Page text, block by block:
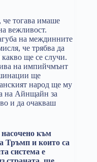
че тогава имаше
вежливост.
на междинните
че трябва да
ще се случи.
на импийчмънт
ще
народ ще му
на Айнщайн за
и да очакваш
към
Тръмп и които са
система е